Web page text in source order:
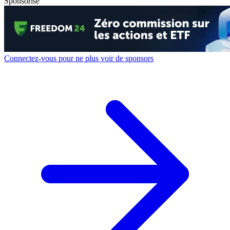
Connectez-vous pour ne plus voir de sponsors